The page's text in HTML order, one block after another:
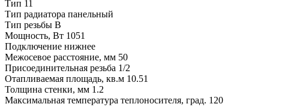
Тип 11
Тип радиатора панельный
Тип резьбы В
Мощность, Вт 1051
Подключение нижнее
Межосевое расстояние, мм 50
Присоединительная резьба 1/2
Отапливаемая площадь, кв.м 10.51
Толщина стенки, мм 1.2
Максимальная температура теплоносителя, град. 120